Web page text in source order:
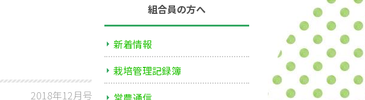
2018年12月号
組合員の方へ
新着情報
栽培管理記録簿